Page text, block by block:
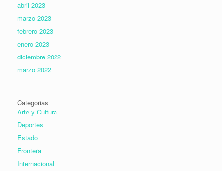
abril 2023
marzo 2023
febrero 2023
enero 2023
diciembre 2022
marzo 2022
Categorias
Arte y Cultura
Deportes
Estado
Frontera
Internacional